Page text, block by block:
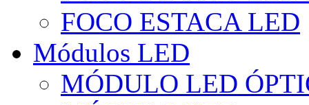
FOCO ESTACA LED
Módulos LED
MÓDULO LED